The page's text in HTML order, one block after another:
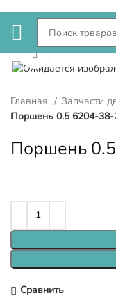
Нажмите,
Главная
Запчасти
Поршень 0.5 6204-38-
Поршень
Сравнить